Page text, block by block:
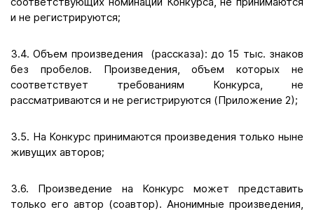
и не регистрируются;
3.4. Объем произведения (рассказа): до 15 тыс. знаков
без пробелов. Произведения, объем которых не
соответствует требованиям Конкурса, не
рассматриваются и не регистрируются (Приложение 2);
3.5. На Конкурс принимаются произведения только ныне
живущих авторов;
3.6. Произведение на Конкурс может представить
только его автор (соавтор). Анонимные произведения,